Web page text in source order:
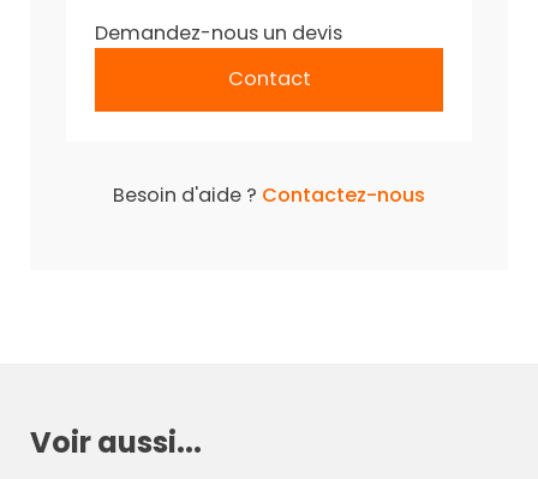
Demandez-nous un devis
Contact
Besoin d'aide ? Contactez-nous
Voir aussi...